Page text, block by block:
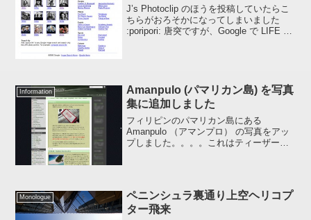
J’s Photoclip のほうを投稿していたらこ
ちらがおろそかになってしまいました
:poripori: 唐突ですが、Google で LIFE の
Information
Amanpulo (パマリカン島) を写真
集に追加しました
フィリピンのパマリカン島にある
Amanpulo （アマンプロ） の写真をアッ
プしました。。。。これはティーザー広
Monologue
ペニンシュラ裏通り上空ヘリコプ
ター飛来